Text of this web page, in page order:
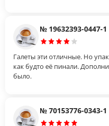
№ 19632393-0447-1
Галеты эти отличные. Но
как будто её пинали.
было.
№ 70153776-0343-1